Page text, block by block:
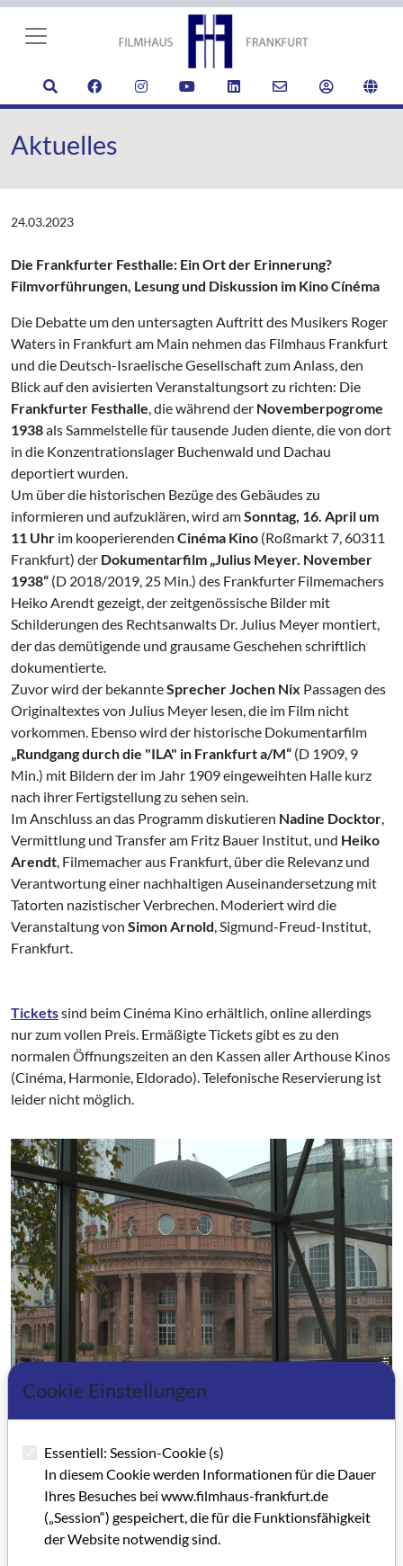
Aktuelles
24.03.2023
Die Frankfurter Festhalle: Ein Ort der Erinnerung?
Filmvorführungen, Lesung und Diskussion im Kino Cínéma
Die Debatte um den untersagten Auftritt des Musikers Roger
Waters in Frankfurt am Main nehmen das Filmhaus Frankfurt
und die Deutsch-Israelische Gesellschaft zum Anlass, den
Blick auf den avisierten Veranstaltungsort zu richten: Die
Frankfurter Festhalle, die während der Novemberpogrome
1938als Sammelstelle für tausende Juden diente, die von dort
in die Konzentrationslager Buchenwald und Dachau
deportiert wurden.
Um über die historischen Bezüge des Gebäudes zu
informieren und aufzuklären, wird amSonntag, 16. April um
11 Uhr im kooperierenden Cinéma Kino (Roßmarkt 7, 60311
Frankfurt) der Dokumentarfilm „Julius Meyer. November
1938“ (D 2018/2019, 25 Min.) des Frankfurter Filmemachers
Heiko Arendt gezeigt, der zeitgenössische Bilder mit
Schilderungen des Rechtsanwalts Dr. Julius Meyer montiert,
der das demütigende und grausame Geschehen schriftlich
dokumentierte.
Zuvor wird der bekannteSprecher Jochen Nix Passagen des
Originaltextes von Julius Meyer lesen, die im Film nicht
vorkommen. Ebenso wird der historische Dokumentarfilm
„Rundgang durch die "ILA" in Frankfurt a/M“ (D 1909, 9
Min.) mit Bildern der im Jahr 1909 eingeweihten Halle kurz
nach ihrer Fertigstellung zu sehen sein.
Im Anschluss an das Programm diskutieren Nadine Docktor,
Vermittlung und Transfer am Fritz Bauer Institut, und Heiko
Arendt, Filmemacher aus Frankfurt, über die Relevanz und
Verantwortung einer nachhaltigen Auseinandersetzung mit
Tatorten nazistischer Verbrechen. Moderiert wird die
Veranstaltung von Simon Arnold, Sigmund-Freud-Institut,
Frankfurt.
Ticketssind beim Cinéma Kino erhältlich, online allerdings
nur zum vollen Preis. Ermäßigte Tickets gibt es zu den
normalen Öffnungszeiten an den Kassen aller Arthouse Kinos
(Cinéma, Harmonie, Eldorado). Telefonische Reservierung ist
leider nicht möglich.
© Heiko Arendt
Filmbeschreibung „Julius Meyer. November 1938“
Der Film widmet sich der Verhaftung von Rechtsanwalt und
NotarDr. Julius Meyer
während der November-Pogrome
Cookie Einstellungen
Essentiell: Session-Cookie (s)
In diesem Cookie werden Informationen für die Dauer
Ihres Besuches bei www.filmhaus-frankfurt.de
(„Session“) gespeichert, die für die Funktionsfähigkeit
der Website notwendig sind.